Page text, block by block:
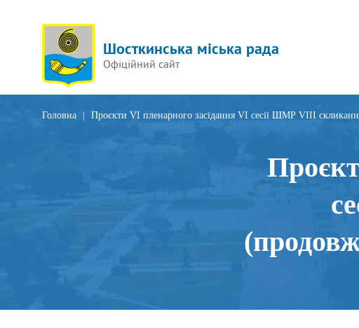
Шосткинська міська рада
Офіційний сайт
Головна Проєкти VI пленарного засідання VI сесії ШМР VIII